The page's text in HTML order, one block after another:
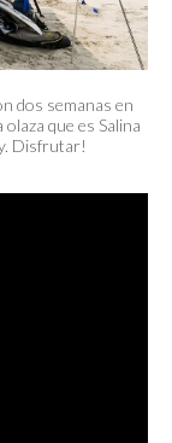
dos semanas en
que es Salina
Disfrutar!